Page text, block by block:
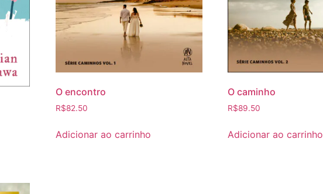
O encontro
R$82.50
Adicionar ao carrinho
O caminho
R$89.50
Adicionar ao carrinho